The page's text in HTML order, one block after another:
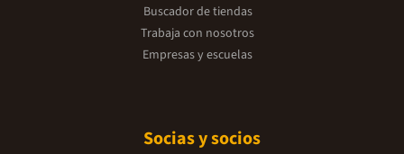
Buscador de tiendas
Trabaja con nosotros
Empresas y escuelas
Socias y socios